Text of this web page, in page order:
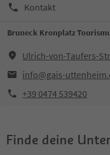
Kontakt
Bruneck Kronplatz
Ulrich-von-Taufers-
info@gais-
+39 0474 539420
Finde deine